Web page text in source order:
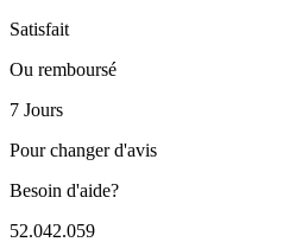
Satisfait
Ou remboursé
7 Jours
Pour changer d'avis
Besoin d'aide?
52.042.059